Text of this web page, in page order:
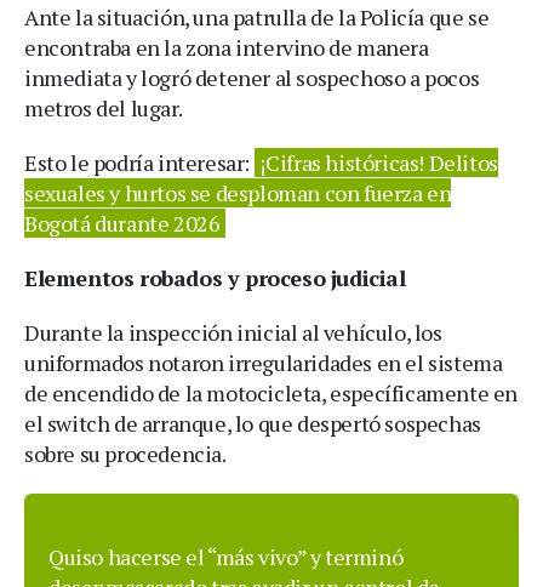
Ante la situación, una patrulla de la Policía que se
encontraba en la zona intervino de manera
inmediata y logró detener al sospechoso a pocos
metros del lugar.
Esto le podría interesar: ¡Cifras históricas! Delitos
sexuales y hurtos se desploman con fuerza en
Bogotá durante 2026
Elementos robados y proceso judicial
Durante la inspección inicial al vehículo, los
uniformados notaron irregularidades en el sistema
de encendido de la motocicleta, específicamente en
el switch de arranque, lo que despertó sospechas
sobre su procedencia.
Quiso hacerse el “más vivo” y terminó